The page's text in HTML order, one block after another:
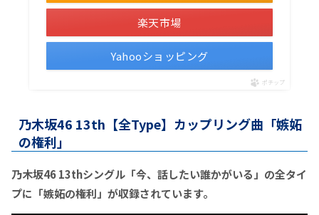
楽天市場
Yahooショッピング
ポチップ
乃木坂46 13th【全Type】カップリング曲「嫉妬
の権利」
乃木坂46 13thシングル「今、話したい誰かがいる」の全タイ
プに「嫉妬の権利」が収録されています。